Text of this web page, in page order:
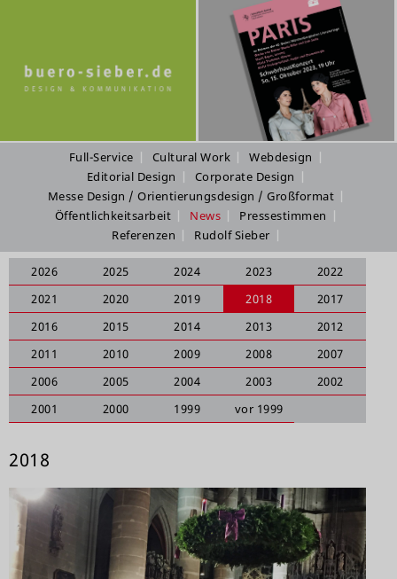
Full-Service Cultural Work
Webdesign
Editorial Design
Corporate Design
Messe Design / Orientierungsdesign / Großformat
Öffentlichkeitsarbeit
News
Pressestimmen
Referenzen
Rudolf Sieber
2026 2025 2024 2023
2022
2021
2020 2019 2018
2017
2016
2015 2014 2013
2012
2011
2010 2009 2008
2007
2006
2005 2004 2003
2002
2001
2000 1999 vor 1999
2018